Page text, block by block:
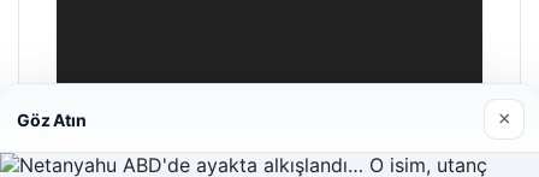
Hastaş Beton
Göz Atın ×